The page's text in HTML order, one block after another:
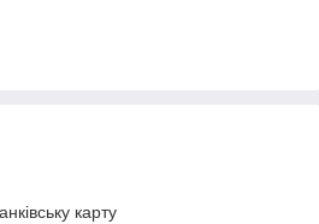
карту